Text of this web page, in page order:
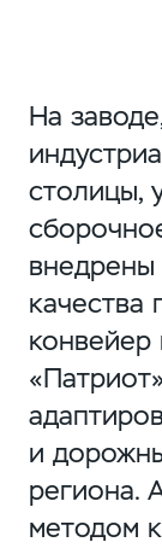
На
столицы,
внедрены
качества
и
региона.
методом